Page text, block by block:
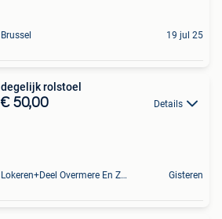
Brussel 19 jul 25
degelijk rolstoel
€ 50,00 Details
Lokeren+Deel Overmere En Zele Gisteren